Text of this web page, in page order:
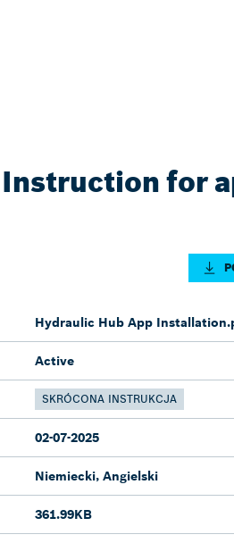
for
Hydraulic Hub App
Active
SKRÓCONA INSTRUKCJA
02-07-2025
Niemiecki, Angielski
361.99KB